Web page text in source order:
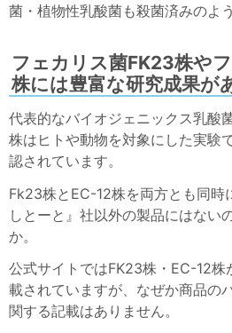
菌・植物性乳酸菌も殺菌済みのよう
フェカリス菌FK23株や
株には豊富な研究成果が
代表的なバイオジェニックス乳酸
株はヒトや動物を対象にした実験
認されています。
Fk23株とEC-12株を両方とも同時
しとーと』社以外の製品にはない
か。
公式サイトではFK23株・EC-12株
載されていますが、なぜか商品の
関する記載はありません。